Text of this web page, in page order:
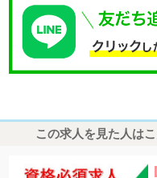
この求人を見た人は